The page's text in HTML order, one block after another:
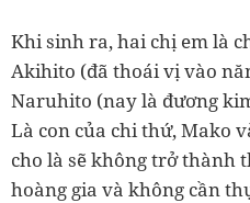
Khi sinh ra, hai chị em là
Akihito (đã thoái vị vào
Naruhito (nay là đương
Là con của chi thứ, Mako
cho là sẽ không trở thành
hoàng gia và không cần